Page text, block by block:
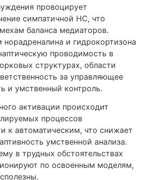
провоцирует
симпатичной НС, что
баланса медиаторов.
и гидрокортизона
проводимость в
структурах, области
за управляющее
и умственный контроль.
активации происходит
процессов
к автоматическим, что снижает
умственной анализа.
в трудных обстоятельствах
по освоенным моделям,